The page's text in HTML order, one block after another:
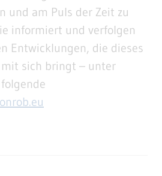
und am Puls der Zeit zu
informiert und verfolgen
Entwicklungen, die dieses
sich bringt – unter